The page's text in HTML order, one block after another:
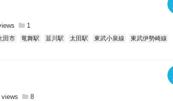
1
田市 竜舞駅 韮川駅 太田駅 東武小泉線
東武伊勢崎線
8